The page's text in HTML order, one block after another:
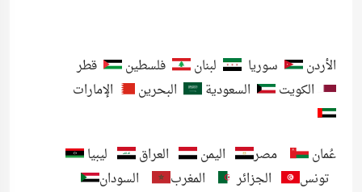
الأردن سوريا لبنان فلسطين
قطر
الكويت
السعودية البحرين الإمارات
عُمان مصر اليمن العراق
ليبيا
تونس
الجزائر المغرب السودان